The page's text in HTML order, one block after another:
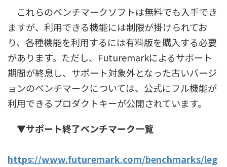
これらのベンチマークソフトは無料でも入手でき
ますが、利用できる機能には制限が掛けられてお
り、各種機能を利用するには有料版を購入する必要
があります。ただし、Futuremarkによるサポート
期間が終息し、サポート対象外となった古いバージ
ョンのベンチマークについては、公式にフル機能が
利用できるプロダクトキーが公開されています。
▼サポート終了ベンチマーク一覧
https://www.futuremark.com/benchmarks/leg